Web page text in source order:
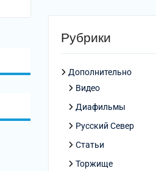
Рубрики
Дополнительно
Видео
Диафильмы
Русский Север
Статьи
Торжище